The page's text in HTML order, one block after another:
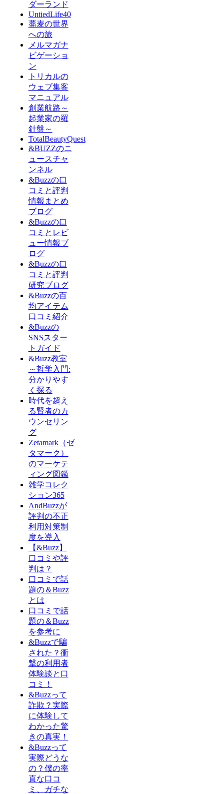
ダーランド
UntiedLife40
蕎麦の世界
への旅
メルマガナ
ビゲーショ
ン
トリカルの
ウェブ集客
マニュアル
創業航路～
起業家の羅
針盤～
TotalBeautyQuest
&BUZZのニ
ュースチャ
ンネル
&Buzzの口
コミと評判
情報まとめ
ブログ
&Buzzの口
コミとレビ
ュー情報ブ
ログ
&Buzzの口
コミと評判
研究ブログ
&Buzzの百
均アイテム
口コミ紹介
&Buzzの
SNSスター
トガイド
&Buzz教室
～哲学入門:
分かりやす
く探る
時代を超え
る賢者のカ
ウンセリン
グ
Zetamark（ゼ
タマーク）
のマーケテ
ィング図鑑
雑学コレク
ション365
AndBuzzが
評判の不正
利用対策制
度を導入
【&Buzz】
口コミや評
判は？
口コミで話
題の＆Buzz
とは
口コミで話
題の＆Buzz
を参考に
&Buzzで騙
された？衝
撃の利用者
体験談と口
コミ！
&Buzzって
詐欺？実際
に体験して
わかった驚
きの真実！
&Buzzって
実際どうな
の？僕の率
直な口コ
ミ、ガチな